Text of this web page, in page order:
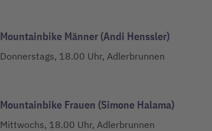
Mountainbike Männer (Andi Henssler)
Donnerstags, 18.00 Uhr, Adlerbrunnen
Mountainbike Frauen (Simone Halama)
Mittwochs, 18.00 Uhr, Adlerbrunnen